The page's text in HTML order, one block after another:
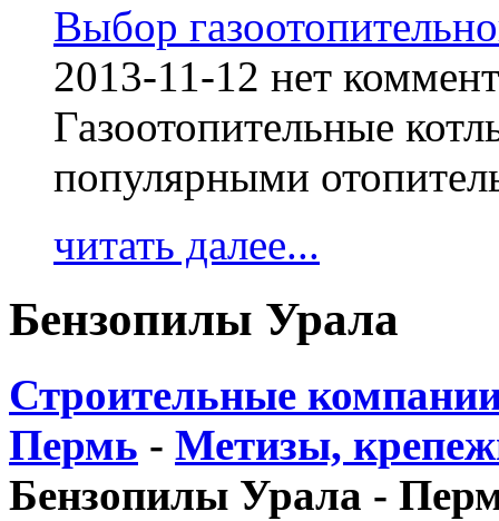
Выбор
2013-11-12 нет
Газоотопительные
популярными
читать далее...
Бензопилы Урала
Строительные
Пермь - Метизы,
Бензопилы Урала -